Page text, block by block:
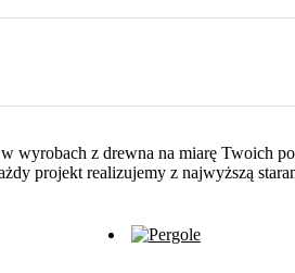
wyrobach z drewna na miarę Twoich
projekt realizujemy z najwyższą